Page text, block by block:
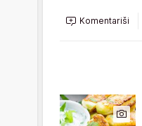
Komentariši